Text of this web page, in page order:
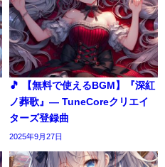
🎵 【無料で使えるBGM】『深紅
ノ葬歌』― TuneCoreクリエイ
ターズ登録曲
2025年9月27日